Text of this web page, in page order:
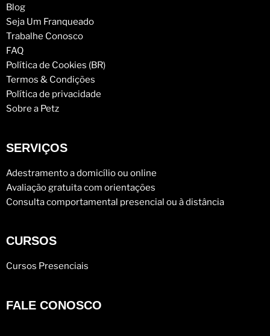
Blog
Seja Um Franqueado
Trabalhe Conosco
FAQ
Política de Cookies (BR)
Termos & Condições
Política de privacidade
Sobre a Petz
SERVIÇOS
Adestramento a domicílio ou online
Avaliação gratuita com orientações
Consulta comportamental presencial ou à distância
CURSOS
Cursos Presenciais
FALE CONOSCO